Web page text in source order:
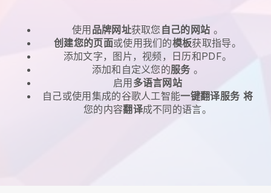
使用品牌网址获取您 自己的网站 。
创建您的页面或使用我们的模板获取指导。
添加文字，图片，视频，日历和PDF。
添加和自定义您的服务 。
启用多语言网站
自己或使用集成的谷歌人工智能一键翻译服务 将
您的内容翻译成不同的语言。